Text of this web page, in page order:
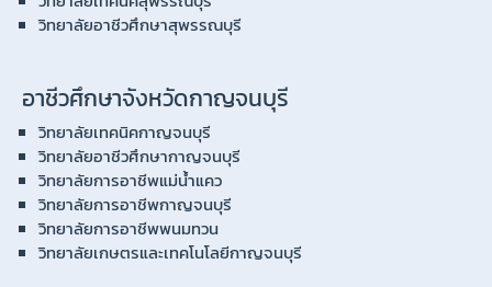
วิทยาลัยอาชีวศึกษาสุพรรณบุรี
อาชีวศึกษาจังหวัดกาญจนบุรี
วิทยาลัยเทคนิคกาญจนบุรี
วิทยาลัยอาชีวศึกษากาญจนบุรี
วิทยาลัยการอาชีพแม่น้ำแคว
วิทยาลัยการอาชีพกาญจนบุรี
วิทยาลัยการอาชีพพนมทวน
วิทยาลัยเกษตรและเทคโนโลยีกาญจนบุรี